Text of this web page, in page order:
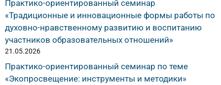
Практико-ориентированный семинар
«Традиционные и инновационные формы работы по
духовно-нравственному развитию и воспитанию
участников образовательных отношений»
21.05.2026
Практико-ориентированный семинар по теме
«Экопросвещение: инструменты и методики»